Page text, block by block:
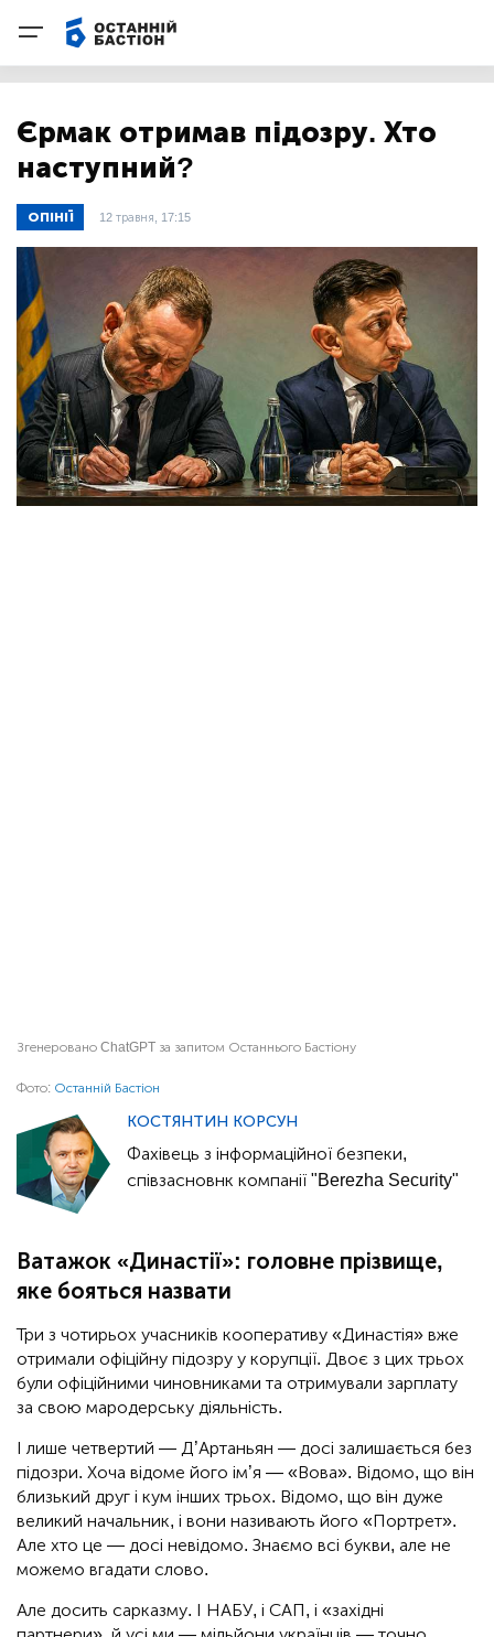
Єрмак отримав підозру. Хто
наступний?
ОПІНІЇ 12 травня, 17:15
Згенеровано ChatGPT за запитом Останнього Бастіону
Фото: Останній Бастіон
Ватажок «Династії»: головне прізвище,
яке бояться назвати
КОСТЯНТИН КОРСУН
Фахівець з інформаційної безпеки,
співзасновнк компанії "Berezha Security"
Три з чотирьох учасників кооперативу «Династія» вже
отримали офіційну підозру у корупції. Двоє з цих трьох
були офіційними чиновниками та отримували зарплату
за свою мародерську діяльність.
І лише четвертий — Д’Артаньян — досі залишається без
підозри. Хоча відоме його ім’я — «Вова». Відомо, що він
близький друг і кум інших трьох. Відомо, що він дуже
великий начальник, і вони називають його «Портрет».
Але хто це — досі невідомо. Знаємо всі букви, але не
можемо вгадати слово.
Але досить сарказму. І НАБУ, і САП, і «західні